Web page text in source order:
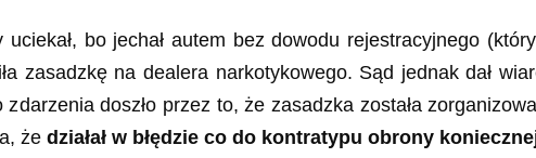
bo jechał autem bez dowodu rejestracyjnego
zasadzkę na dealera narkotykowego. Sąd jednak dał
zdarzenia doszło przez to, że zasadzka została
że działał w błędzie co do kontratypu obrony